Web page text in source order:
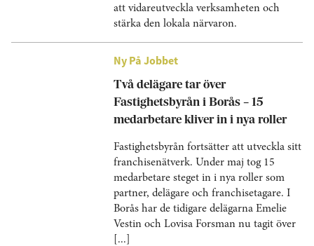
att vidareutveckla verksamheten och
stärka den lokala närvaron.
Ny På Jobbet
Två delägare tar över
Fastighetsbyrån i Borås – 15
medarbetare kliver in i nya roller
Fastighetsbyrån fortsätter att utveckla sitt
franchisenätverk. Under maj tog 15
medarbetare steget in i nya roller som
partner, delägare och franchisetagare. I
Borås har de tidigare delägarna Emelie
Vestin och Lovisa Forsman nu tagit över
[...]